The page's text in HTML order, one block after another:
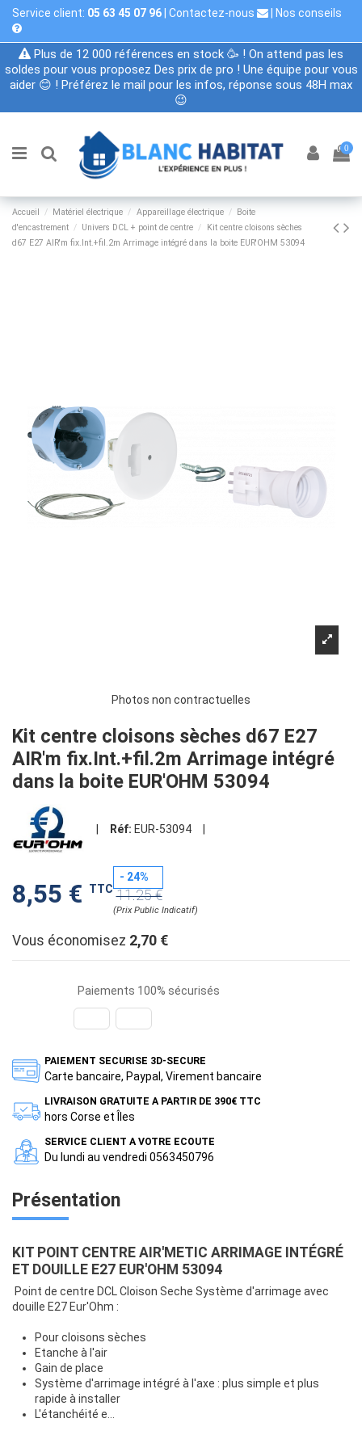
Service client: 05 63 45 07 96 Contactez-nous Nos conseils
Plus de 12 000 références en stock 🥳 ! On attend pas les
soldes pour vous proposez Des prix de pro ! Une équipe pour vous
aider 😊 ! Préférez le mail pour les infos, réponse sous 48H max
😉
0
Accueil Matériel électrique Appareillage électrique
Boite
d'encastrement
Univers DCL + point de centre
Kit centre cloisons sèches
d67 E27 AIR'm fix.Int.+fil.2m Arrimage intégré dans la boite EUR'OHM 53094
Photos non contractuelles
Kit centre cloisons sèches d67 E27
AIR'm fix.Int.+fil.2m Arrimage intégré
dans la boite EUR'OHM 53094
Réf: EUR-53094
8,55 € TTC
- 24%
11.25 €
(Prix Public Indicatif)
Vous économisez 2,70 €
Paiements 100% sécurisés
PAIEMENT SECURISE 3D-SECURE
Carte bancaire, Paypal, Virement bancaire
LIVRAISON GRATUITE A PARTIR DE 390€ TTC
hors Corse et Îles
SERVICE CLIENT A VOTRE ECOUTE
Du lundi au vendredi 0563450796
Présentation
KIT POINT CENTRE AIR'METIC ARRIMAGE INTÉGRÉ
ET DOUILLE E27 EUR'OHM 53094
Point de centre DCL Cloison Seche Système d'arrimage avec
douille E27 Eur'Ohm :
Pour cloisons sèches
Etanche à l'air
Gain de place
Système d'arrimage intégré à l'axe : plus simple et plus
rapide à installer
L'étanchéité e...